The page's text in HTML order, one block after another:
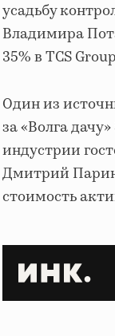
усадьбу
Владимира
35% в TCS
Один из
за «Волга
индустрии
Дмитрий
стоимость